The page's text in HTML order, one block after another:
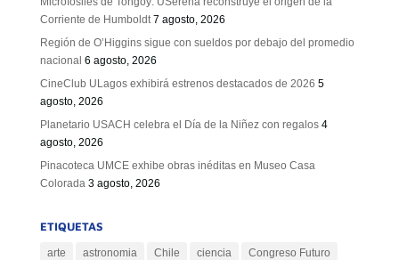
Corriente de Humboldt 7 agosto, 2026
Región de O’Higgins sigue con sueldos por debajo del promedio
nacional 6 agosto, 2026
CineClub ULagos exhibirá estrenos destacados de 2026 5
agosto, 2026
Planetario USACH celebra el Día de la Niñez con regalos 4
agosto, 2026
Pinacoteca UMCE exhibe obras inéditas en Museo Casa
Colorada 3 agosto, 2026
ETIQUETAS
arte astronomia Chile ciencia
Congreso Futuro